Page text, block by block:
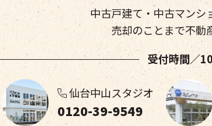
中古戸建て・中古マンシ
売却のことまで不動
受付時間／
仙台中山スタジオ
0120-39-9549